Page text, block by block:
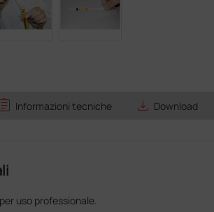
Informazioni tecniche save_alt Download
uso professionale.